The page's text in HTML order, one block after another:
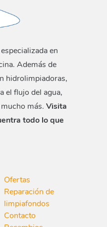
en
Además de
hidrolimpiadoras,
el flujo del agua,
más. Visita
todo lo que
Ofertas
Reparación de
limpiafondos
Contacto